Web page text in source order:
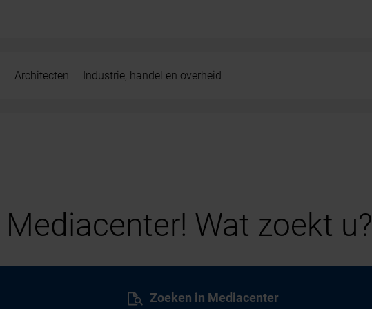
Architecten Industrie, handel en overheid
Wat zoekt u?
Zoeken in Mediacenter